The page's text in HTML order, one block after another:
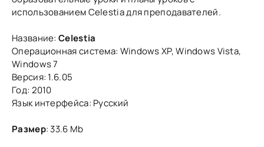
использованием Celestia для преподавателей.
Hазвание: Celestia
Операционная система: Windows XP, Windows Vista,
Windows 7
Версия: 1.6.05
Год: 2010
Язык интерфейса: Русский
Размер: 33.6 Mb